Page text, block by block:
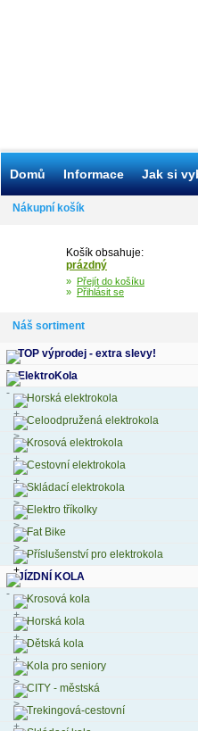
Nákupní košík
Košík obsahuje:
prázdný
» Přejít do košíku
» Přihlásit se
Náš sortiment
TOP výprodej - extra slevy!
ElektroKola
Horská elektrokola
Celoodpružená elektrokola
Krosová elektrokola
Cestovní elektrokola
Skládací elektrokola
Elektro tříkolky
Fat Bike
Příslušenství pro elektrokola
JÍZDNÍ KOLA
Krosová kola
Horská kola
Dětská kola
Kola pro seniory
CITY - městská
Trekingová-cestovní
Domů Informace Jak si